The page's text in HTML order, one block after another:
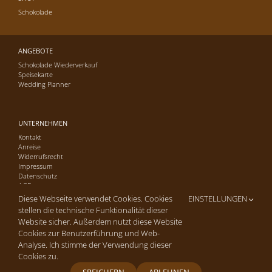
Schokolade
ANGEBOTE
Schokolade Wiederverkauf
Speisekarte
Wedding Planner
UNTERNEHMEN
Kontakt
Anreise
Widerrufsrecht
Impressum
Datenschutz
AGB
Copyright © 2016-26 Cafe-Konditorei Hagmann GmbH | Alle Rechte
Diese Webseite verwendet Cookies. Cookies
stellen die technische Funktionalität dieser
Website sicher. Außerdem nutzt diese Website
Cookies zur Benutzerführung und Web-
Analyse. Ich stimme der Verwendung dieser
Cookies zu.
EINSTELLUNGEN